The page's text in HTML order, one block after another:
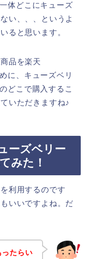
体どこにキューズ
い、、、というよ
ると思います。
品を楽天
に、キューズベリ
どこで購入するこ
いただきますね♪
ーズベリー
みた！
利用するのです
いいですよね。だ
たらい